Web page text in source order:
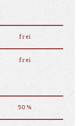
frei
frei
50%